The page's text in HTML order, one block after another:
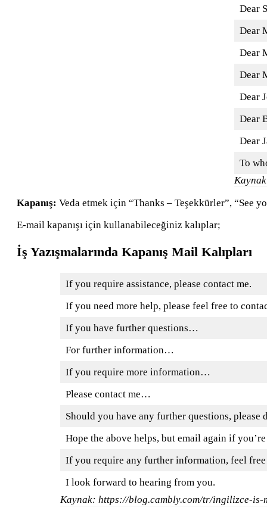
Dear
Dear
Dear
Dear
Dear
Dear
Dear
To
Kapanış: Veda etmek için “Thanks – Teşekkürler”, “See
E-mail kapanışı için kullanabileceğiniz kalıplar;
İş Yazışmalarında Kapanış Mail Kalıpları
If you require assistance, please contact me.
If you need more help, please feel free to
If you have further questions…
For further information…
If you require more information…
Please contact me…
Should you have any further questions, please
Hope the above helps, but email again if
If you require any further information, feel free
I look forward to hearing from you.
Kaynak: https://blog.cambly.com/tr/ingilizce-